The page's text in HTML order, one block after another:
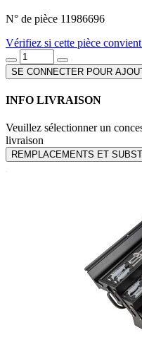
N° de pièce 11986696
Vérifiez si cette pièce
SE CONNECTER POUR
INFO LIVRAISON
Veuillez sélectionner un
livraison
REMPLACEMENTS ET